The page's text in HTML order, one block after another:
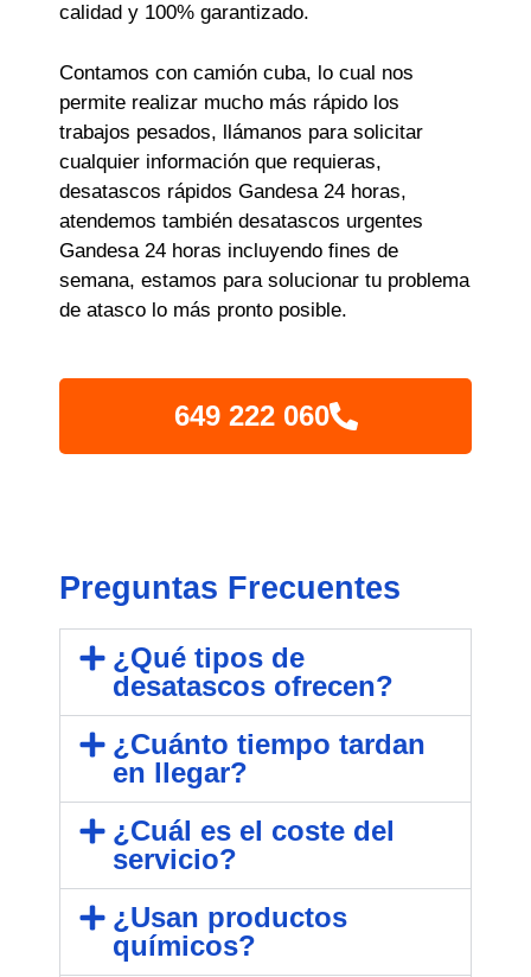
calidad y 100% garantizado.
Contamos con camión cuba, lo cual nos
permite realizar mucho más rápido los
trabajos pesados, llámanos para solicitar
cualquier información que requieras,
desatascos rápidos Gandesa 24 horas,
atendemos también desatascos urgentes
Gandesa 24 horas incluyendo fines de
semana, estamos para solucionar tu problema
de atasco lo más pronto posible.
649 222 060
Preguntas Frecuentes
¿Qué tipos de
desatascos ofrecen?
¿Cuánto tiempo tardan
en llegar?
¿Cuál es el coste del
servicio?
¿Usan productos
químicos?